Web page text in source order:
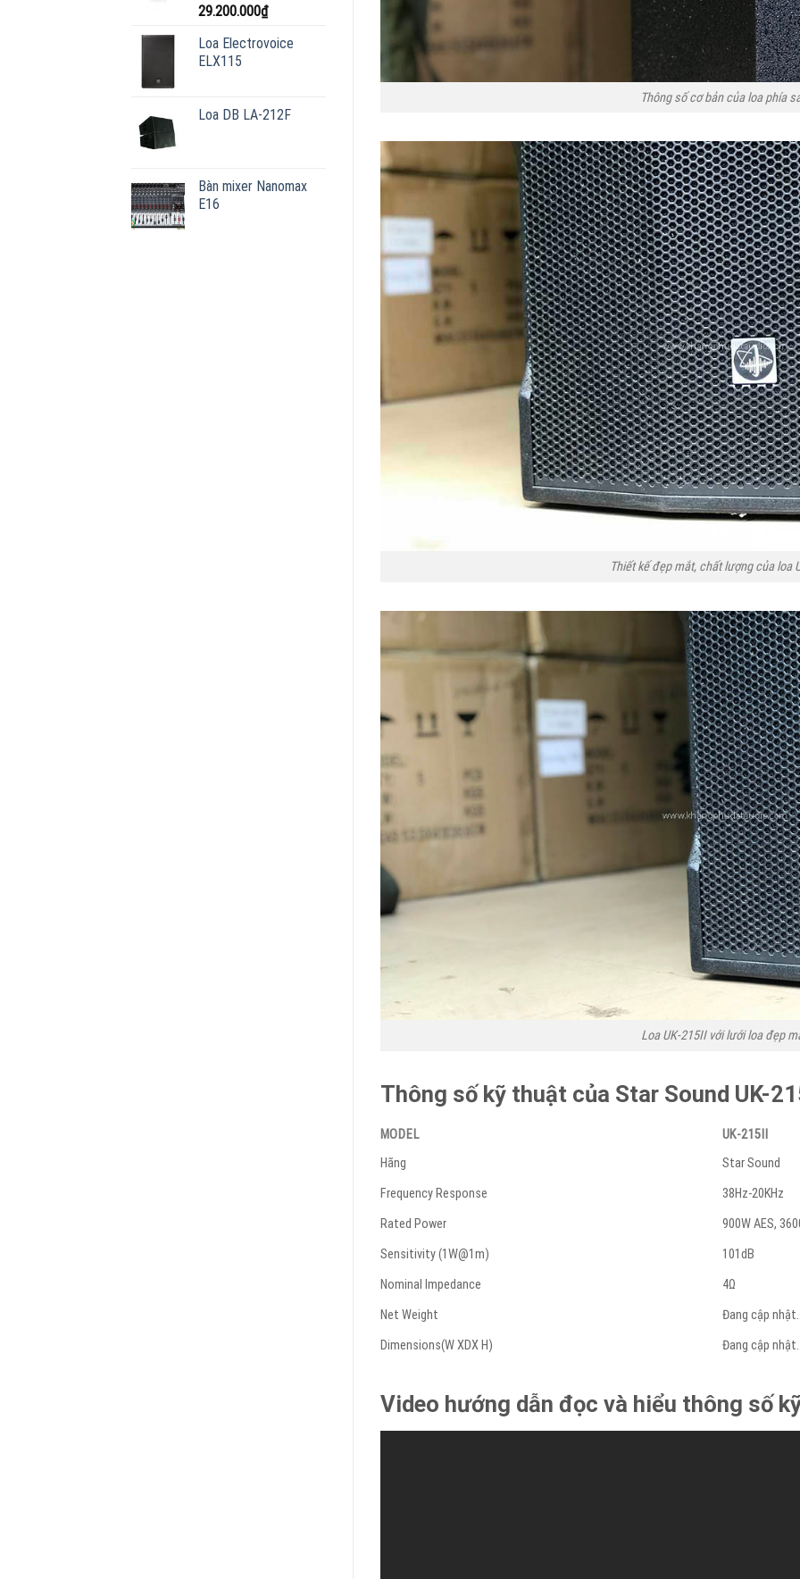
Được xếp
5 sao
29.200.000₫
Loa Electrovoice
ELX115
Loa DB LA-212F
Bàn mixer Nanomax
E16
Thông số cơ bản của loa phía
Thiết kế đẹp mắt, chất lượng của loa
Loa UK-215II với lưới loa đẹp
Thông số kỹ thuật của Star Sound UK-
MODEL
UK-215II
Hãng
Star Sound
Frequency Response
38Hz-20KHz
Rated Power
900W AES,
Sensitivity (1W@1m)
101dB
Nominal Impedance
4Ω
Net Weight
Đang cập
Dimensions(W XDX H)
Đang cập
Video hướng dẫn đọc và hiểu thông số